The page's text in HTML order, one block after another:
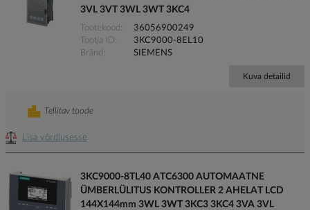
3VL 3VT 3WL 3WT 3KC4
Tootekood
36056900249
Tootja ID
3KC9000-8EL10
Bränd
SIEMENS
Kuva detailid
Lisa võrdlusesse
Tellitav toode
3KC9000-8TL40 ATC6300 AUTOMAATNE
ÜMBERLÜLITUS KONTROLLER 2 AHELAT LCD
144X144mm 3WL 3WT 3KC3 3KC4 3VA 3VL